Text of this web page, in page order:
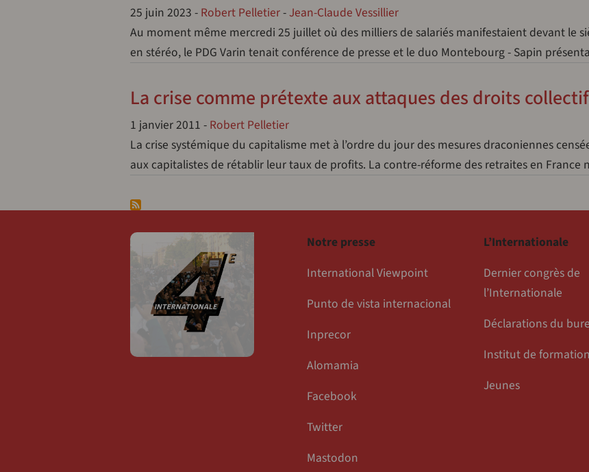
25 juin 2023 - Robert Pelletier- Jean-Claude Vessillier
Au moment même mercredi 25 juillet où des milliers de salariés manifestaient devant le
en stéréo, le PDG Varin tenait conférence de presse et le duo Montebourg - Sapin
La crise comme prétexte aux attaques des droits
1 janvier 2011 - Robert Pelletier
La crise systémique du capitalisme met à l’ordre du jour des mesures draconiennes
aux capitalistes de rétablir leur taux de profits. La contre-réforme des retraites en France
Notre presse
International Viewpoint
Punto de vista internacional
Inprecor
Alomamia
Facebook
Twitter
Mastodon
L’Internationale
Dernier congrès de
l’Internationale
Déclarations du
Institut de
Jeunes